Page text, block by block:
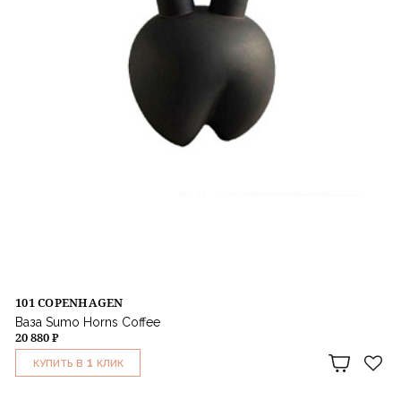
101 COPENHAGEN
Ваза Sumo Horns Coffee
20 880 ₽
КУПИТЬ В 1 КЛИК